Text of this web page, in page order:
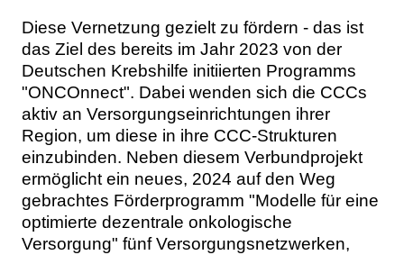
Diese Vernetzung gezielt zu fördern - das ist
das Ziel des bereits im Jahr 2023 von der
Deutschen Krebshilfe initiierten Programms
"ONCOnnect". Dabei wenden sich die CCCs
aktiv an Versorgungseinrichtungen ihrer
Region, um diese in ihre CCC-Strukturen
einzubinden. Neben diesem Verbundprojekt
ermöglicht ein neues, 2024 auf den Weg
gebrachtes Förderprogramm "Modelle für eine
optimierte dezentrale onkologische
Versorgung" fünf Versorgungsnetzwerken,